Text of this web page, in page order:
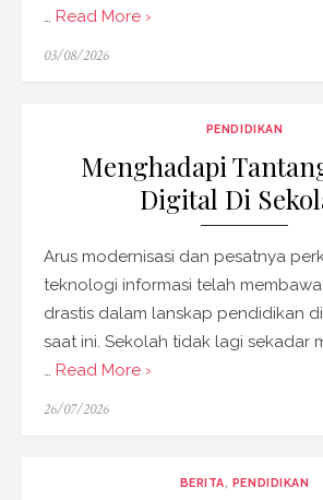
… Read More ›
Posted
03/08/2026
PENDIDIKAN
Menghadapi
Digital Di
Arus modernisasi dan pesatnya
teknologi informasi telah
drastis dalam lanskap pendidikan
saat ini. Sekolah tidak lagi sekadar
… Read More ›
Posted
26/07/2026
BERITA, PENDIDIKAN